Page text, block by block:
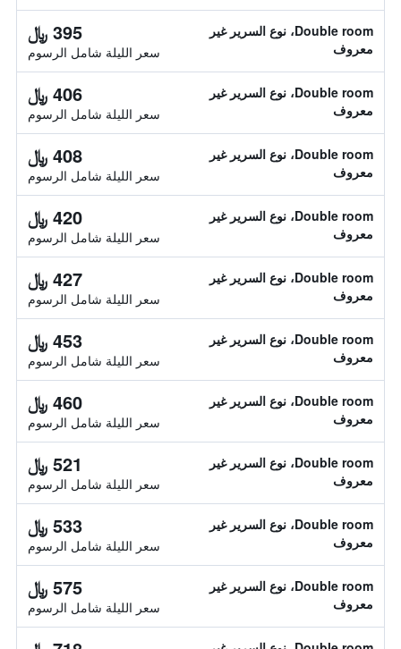
Double room، نوع السرير غير
معروف
395 ﷼
سعر الليلة شامل الرسوم
Double room، نوع السرير غير
معروف
406 ﷼
سعر الليلة شامل الرسوم
Double room، نوع السرير غير
معروف
408 ﷼
سعر الليلة شامل الرسوم
Double room، نوع السرير غير
معروف
420 ﷼
سعر الليلة شامل الرسوم
Double room، نوع السرير غير
معروف
427 ﷼
سعر الليلة شامل الرسوم
Double room، نوع السرير غير
معروف
453 ﷼
سعر الليلة شامل الرسوم
Double room، نوع السرير غير
معروف
460 ﷼
سعر الليلة شامل الرسوم
Double room، نوع السرير غير
معروف
521 ﷼
سعر الليلة شامل الرسوم
Double room، نوع السرير غير
معروف
533 ﷼
سعر الليلة شامل الرسوم
Double room، نوع السرير غير
معروف
575 ﷼
سعر الليلة شامل الرسوم